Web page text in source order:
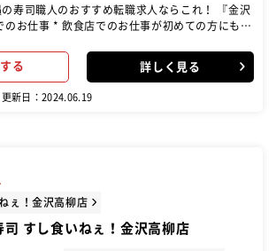
司職人のおすすめ転職求人ならこれ！ 『金沢
のお仕事 * 飲食店でのお仕事が初めての方にも 1
カウント 商
除 レジでのお会計 など 【キッチン】 お寿司の
近で学べる!
る 詳しく見る
更新日：2024.06.19
ぇ！金沢高柳店
すし食いねぇ！金沢高柳店